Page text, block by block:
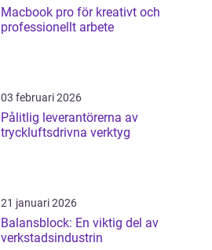
Macbook pro för kreativt och
professionellt arbete
03 februari 2026
Pålitlig leverantörerna av
tryckluftsdrivna verktyg
21 januari 2026
Balansblock: En viktig del av
verkstadsindustrin